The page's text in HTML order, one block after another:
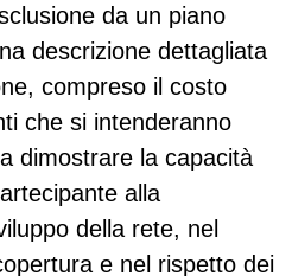
da un piano
descrizione dettagliata
compreso il costo
che si intenderanno
dimostrare la capacità
alla
della rete, nel
e nel rispetto dei